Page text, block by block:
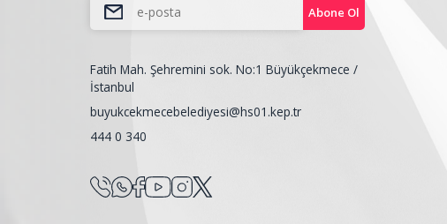
Abone Ol
Fatih Mah. Şehremini sok. No:1 Büyükçekmece /
İstanbul
buyukcekmecebelediyesi@hs01.kep.tr
444 0 340